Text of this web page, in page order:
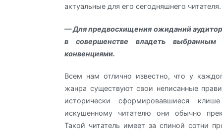
актуальные для его сегодняшнего читателя.
— Для предвосхищения ожиданий
в совершенстве владеть
конвенциями.
Всем нам отлично известно, что у
жанра существуют свои неписанные
исторически сформировавшиеся
искушенному читателю они обычно
Такой читатель имеет за спиной сотни